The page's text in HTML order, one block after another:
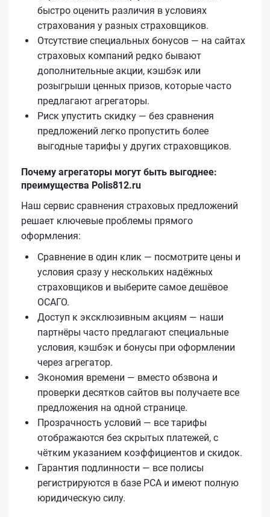
быстро оценить различия в условиях
страхования у разных страховщиков.
Отсутствие специальных бонусов — на сайтах
страховых компаний редко бывают
дополнительные акции, кэшбэк или
розыгрыши ценных призов, которые часто
предлагают агрегаторы.
Риск упустить скидку — без сравнения
предложений легко пропустить более
выгодные тарифы у других страховщиков.
Почему агрегаторы могут быть выгоднее:
преимущества Polis812.ru
Наш сервис сравнения страховых предложений
решает ключевые проблемы прямого
оформления:
Сравнение в один клик — посмотрите цены и
условия сразу у нескольких надёжных
страховщиков и выберите самое дешёвое
ОСАГО.
Доступ к эксклюзивным акциям — наши
партнёры часто предлагают специальные
условия, кэшбэк и бонусы при оформлении
через агрегатор.
Экономия времени — вместо обзвона и
проверки десятков сайтов вы получаете все
предложения на одной странице.
Прозрачность условий — все тарифы
отображаются без скрытых платежей, с
чётким указанием коэффициентов и скидок.
Гарантия подлинности — все полисы
регистрируются в базе РСА и имеют полную
юридическую силу.